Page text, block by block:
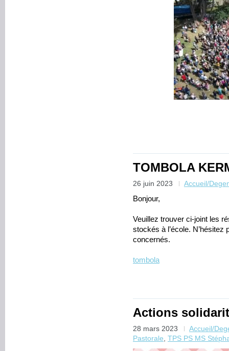
TOMBOLA
26 juin 2023 Accueil/
Bonjour,
Veuillez trouver ci-joint les
stockés à l’école.
concernés.
tombola
Actions
28 mars 2023
Accueil/
Pastorale, TPS PS MS